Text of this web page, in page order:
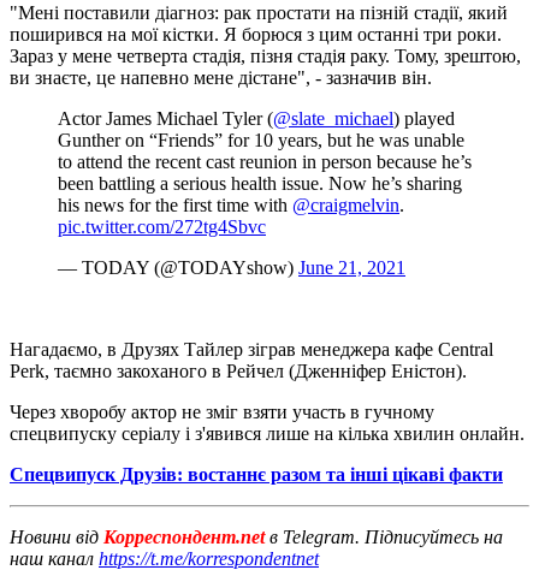
"Мені поставили діагноз: рак простати на пізній стадії, який
поширився на мої кістки. Я борюся з цим останні три роки.
Зараз у мене четверта стадія, пізня стадія раку. Тому, зрештою,
ви знаєте, це напевно мене дістане", - зазначив він.
Actor James Michael Tyler (@slate_michael) played
Gunther on “Friends” for 10 years, but he was unable
to attend the recent cast reunion in person because he’s
been battling a serious health issue. Now he’s sharing
his news for the first time with @craigmelvin.
pic.twitter.com/272tg4Sbvc
— TODAY (@TODAYshow) June 21, 2021
Нагадаємо, в Друзях Тайлер зіграв менеджера кафе Central
Perk, таємно закоханого в Рейчел (Дженніфер Еністон).
Через хворобу актор не зміг взяти участь в гучному
спецвипуску серіалу і з'явився лише на кілька хвилин онлайн.
Спецвипуск Друзів: востаннє разом та інші цікаві факти
Новини від Корреспондент.netв Telegram. Підписуйтесь на
наш канал https://t.me/korrespondentnet